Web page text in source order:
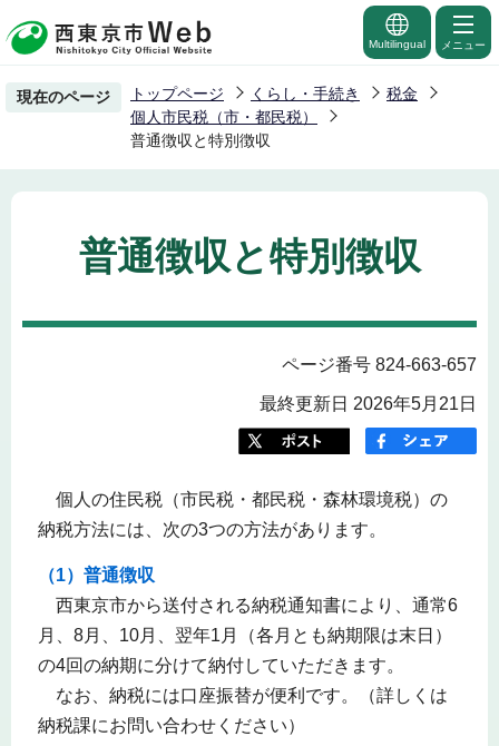
の
ー
の
先
Multilingual メニュー
現在のページ トップページ くらし・手続き
税金
個人市民税（市・都民税）
普通徴収と特別徴収
普通徴収と特別徴収
ページ番号 824-663-657
最終更新日 2026年5月21日
個人の住民税（市民税・都民税・森林環境税）の
納税方法には、次の3つの方法があります。
（1）普通徴収
西東京市から送付される納税通知書により、通常6
月、8月、10月、翌年1月（各月とも納期限は末日）
の4回の納期に分けて納付していただきます。
なお、納税には口座振替が便利です。（詳しくは
納税課にお問い合わせください）